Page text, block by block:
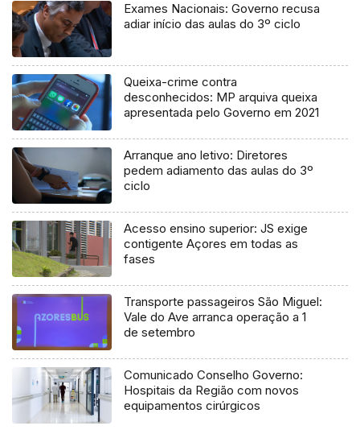
Exames Nacionais: Governo recusa
adiar início das aulas do 3º ciclo
Queixa-crime contra
desconhecidos: MP arquiva queixa
apresentada pelo Governo em 2021
Arranque ano letivo: Diretores
pedem adiamento das aulas do 3º
ciclo
Acesso ensino superior: JS exige
contigente Açores em todas as
fases
Transporte passageiros São Miguel:
Vale do Ave arranca operação a 1
de setembro
Comunicado Conselho Governo:
Hospitais da Região com novos
equipamentos cirúrgicos